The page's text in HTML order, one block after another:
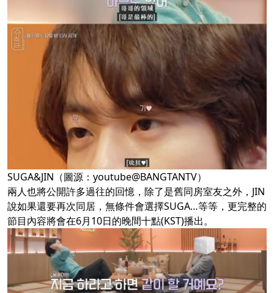
SUGA&JIN（圖源：youtube@BANGTANTV）
兩人也將公開許多過往的回憶，除了是舊同房室友之外，JIN
說如果還要再次同居，無條件會選擇SUGA…等等，更完整的
節目內容將會在6月10日的晚間十點(KST)播出。